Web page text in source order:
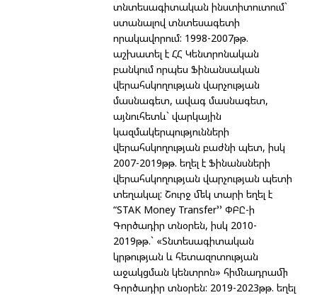
տնտեսագիտական ինստիտուտում`
ստանալով տնտեսագետի
որակավորում: 1998-2007թթ.
աշխատել է ՀՀ Կենտրոնական
բանկում որպես Ֆինանսական
վերահսկողության վարչության
մասնագետ, ավագ մասնագետ,
այնուհետև` վարկային
կազմակերպությունների
վերահսկողության բաժնի պետ, իսկ
2007-2019թթ. եղել է Ֆինանսների
վերահսկողության վարչության պետի
տեղակալ: Շուրջ մեկ տարի եղել է
“STAK Money Transfer’’ ՓԲԸ-ի
Գործադիր տնօրեն, իսկ 2010-
2019թթ.` «Տնտեսագիտական
կրթության և հետազոտության
աջակցման կենտրոն» հիմնադրամի
Գործադիր տնօրեն: 2019-2023թթ. եղել